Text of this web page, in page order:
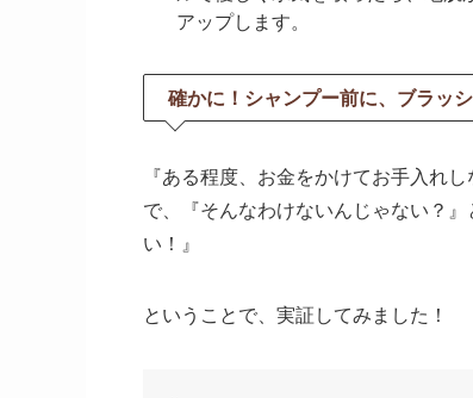
アップします。
確かに！シャンプー前に、ブラッ
『ある程度、お金をかけてお手入れ
で、『そんなわけないんじゃない？
い！』
ということで、実証してみました！